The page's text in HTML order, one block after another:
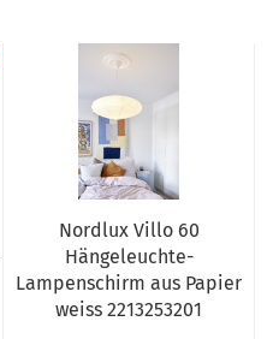
Nordlux Villo 60
Hängeleuchte-
Lampenschirm aus Papier
weiss 2213253201